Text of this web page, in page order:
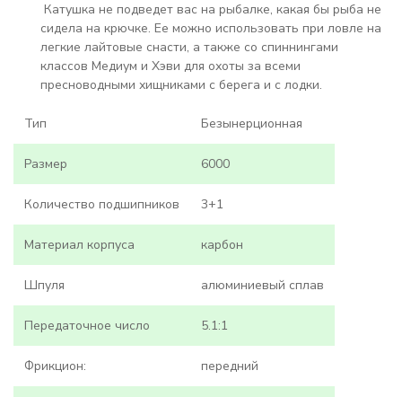
Катушка не подведет вас на рыбалке, какая бы рыба не
сидела на крючке. Ее можно использовать при ловле на
легкие лайтовые снасти, а также со спиннингами
классов Медиум и Хэви для охоты за всеми
пресноводными хищниками с берега и с лодки.
Тип Безынерционная
Размер 6000
Количество подшипников 3+1
Материал корпуса карбон
Шпуля алюминиевый сплав
Передаточное число 5.1:1
Фрикцион: передний